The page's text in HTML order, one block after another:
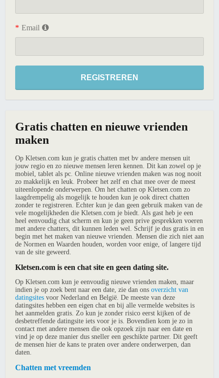
* Email
Gratis chatten en nieuwe vrienden
maken
Op Kletsen.com kun je gratis chatten met bv andere mensen uit
jouw regio en zo nieuwe mensen leren kennen. Dit kan zowel op je
mobiel, tablet als pc. Online nieuwe vrienden maken was nog nooit
zo makkelijk en leuk. Probeer het zelf en chat mee over de meest
uiteenlopende onderwerpen. Om het chatten op Kletsen.com zo
laagdrempelig als mogelijk te houden kun je ook direct chatten
zonder te registreren. Echter kun je dan geen gebruik maken van de
vele mogelijkheden die Kletsen.com je biedt. Als gast heb je een
heel eenvoudig chat scherm en kun je geen prive gesprekken voeren
met andere chatters, dit kunnen leden wel. Schrijf je dus gratis in en
begin met het maken van nieuwe vrienden. Mensen die zich niet aan
de Normen en Waarden houden, worden voor enige, of langere tijd
van de site geweerd.
Kletsen.com is een chat site en geen dating site.
Op Kletsen.com kun je eenvoudig nieuwe vrienden maken, maar
indien je op zoek bent naar een date, zie dan ons overzicht van
datingsites voor Nederland en België. De meeste van deze
datingsites hebben een eigen chat en bij alle vermelde websites is
het aanmelden gratis. Zo kun je zonder risico eerst kijken of de
desbetreffende datingsite iets voor je is. Bovendien kom je zo in
contact met andere mensen die ook opzoek zijn naar een date en
vind je op deze manier dus sneller een geschikte partner. Dit geeft
de mensen hier de kans te praten over andere onderwerpen, dan
daten.
Chatten met vreemden